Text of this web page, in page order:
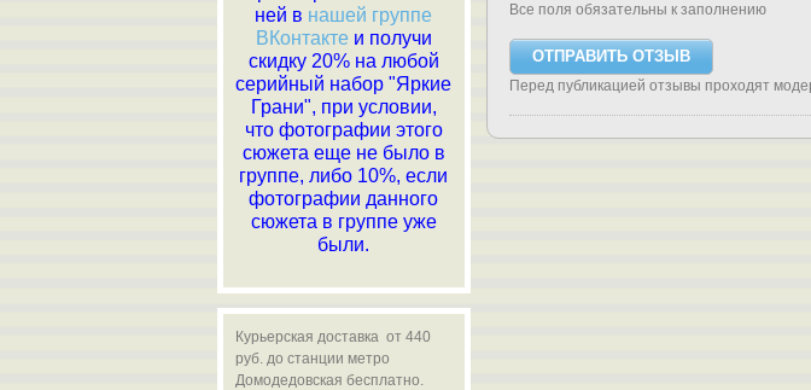
Все поля обязательны к заполнению
Перед публикацией отзывы проходят
ней в нашей группе
ВКонтактеи получи
скидку 20% на любой
серийный набор "Яркие
Грани", при условии,
что фотографии этого
сюжета еще не было в
группе, либо 10%, если
фотографии данного
сюжета в группе уже
были.
Курьерская доставка от 440
руб. до станции метро
Домодедовская бесплатно.